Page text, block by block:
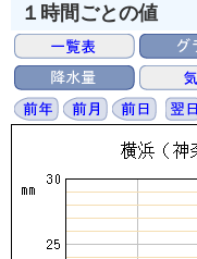
１時間ごとの値